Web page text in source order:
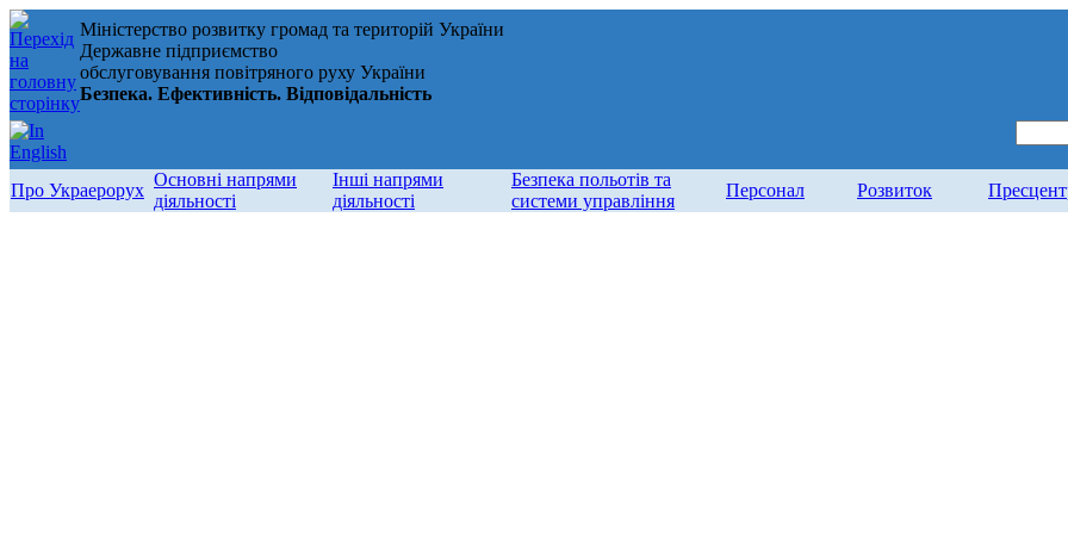
Міністерство розвитку громад та територій України
Державне підприємство
обслуговування повітряного руху України
Безпека. Ефективність. Відповідальність
Про Украерорух
Основні напрями
діяльності
Інші напрями
діяльності
Безпека польотів та
системи управління
Персонал Розвиток